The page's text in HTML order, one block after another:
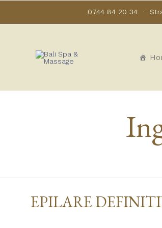
0744 84 20 34 ∙
EPILARE